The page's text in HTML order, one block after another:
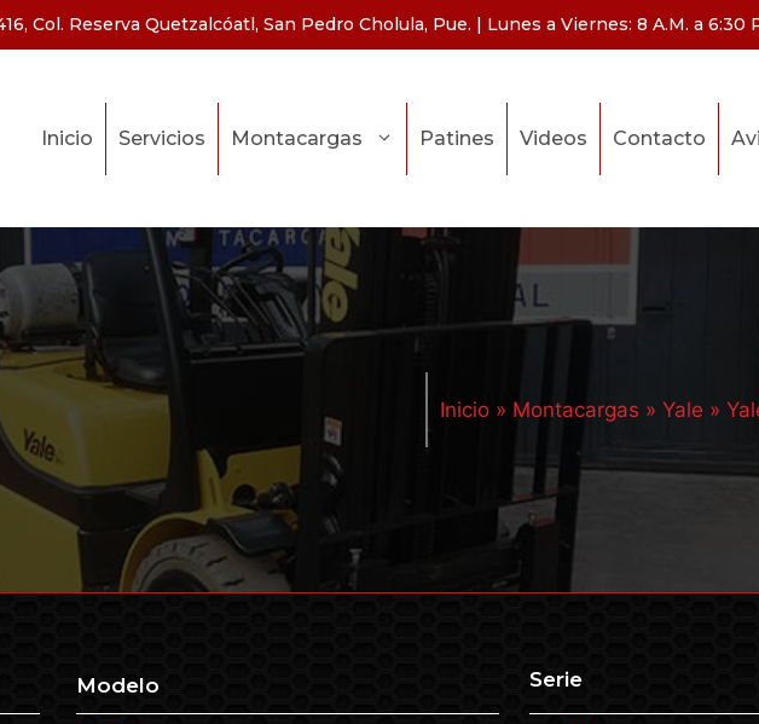
Col. Reserva Quetzalcóatl, San Pedro Cholula, Pue. | Lunes a Viernes: 8 A.M. a 6:30
Inicio Servicios Montacargas Patines Videos Contacto
Inicio » Montacargas » Yale »
Modelo Serie